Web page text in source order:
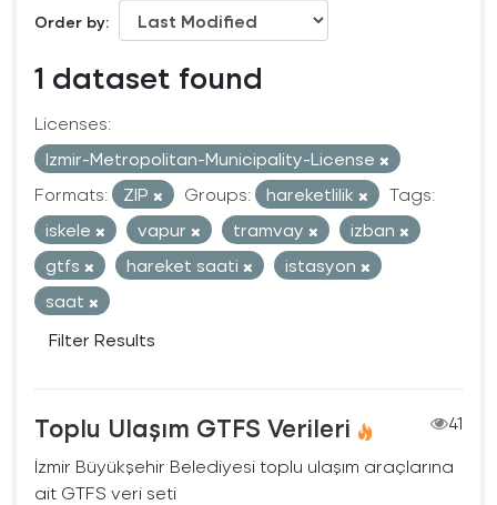
Order by
1 dataset found
Licenses:
Izmir-Metropolitan-Municipality-License
Formats:
ZIP Groups: hareketlilik
Tags:
iskele
vapur tramvay
izban
gtfs
hareket saati
istasyon
saat
Filter Results
Toplu Ulaşım GTFS Verileri
41
İzmir Büyükşehir Belediyesi toplu ulaşım araçlarına
ait GTFS veri seti